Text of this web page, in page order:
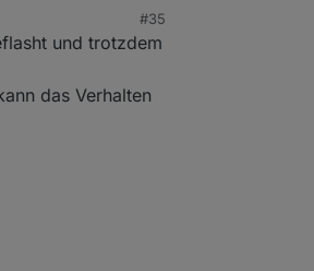
und musste die
du neu
#35
und trotzdem
das Verhalten